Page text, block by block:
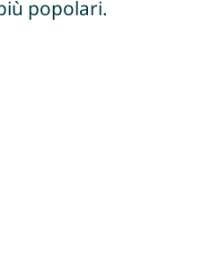
popolari.